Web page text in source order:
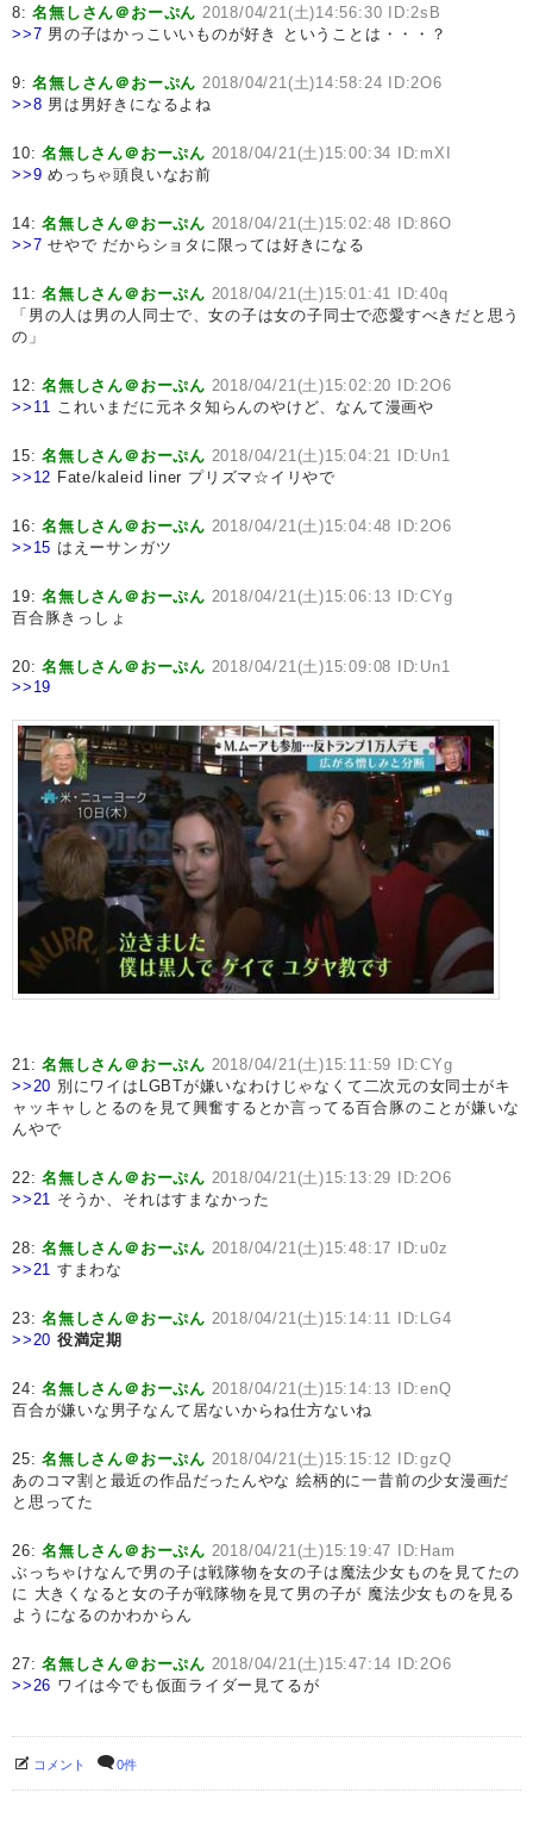
8:名無しさん＠おーぷん 2018/04/21(土)14:56:30 ID:2sB
>>7 男の子はかっこいいものが好き ということは・・・？
9:名無しさん＠おーぷん 2018/04/21(土)14:58:24 ID:2O6
>>8 男は男好きになるよね
10:名無しさん＠おーぷん 2018/04/21(土)15:00:34 ID:mXI
>>9 めっちゃ頭良いなお前
14:名無しさん＠おーぷん 2018/04/21(土)15:02:48 ID:86O
>>7 せやで だからショタに限っては好きになる
11:名無しさん＠おーぷん 2018/04/21(土)15:01:41 ID:40q
「男の人は男の人同士で、女の子は女の子同士で恋愛すべきだと思う
の」
12:名無しさん＠おーぷん 2018/04/21(土)15:02:20 ID:2O6
>>11 これいまだに元ネタ知らんのやけど、なんて漫画や
15:名無しさん＠おーぷん 2018/04/21(土)15:04:21 ID:Un1
>>12 Fate/kaleid liner プリズマ☆イリやで
16:名無しさん＠おーぷん 2018/04/21(土)15:04:48 ID:2O6
>>15 はえーサンガツ
19:名無しさん＠おーぷん 2018/04/21(土)15:06:13 ID:CYg
百合豚きっしょ
20:名無しさん＠おーぷん 2018/04/21(土)15:09:08 ID:Un1
>>19
21:名無しさん＠おーぷん 2018/04/21(土)15:11:59 ID:CYg
>>20 別にワイはLGBTが嫌いなわけじゃなくて二次元の女同士がキ
ャッキャしとるのを見て興奮するとか言ってる百合豚のことが嫌いな
んやで
22:名無しさん＠おーぷん 2018/04/21(土)15:13:29 ID:2O6
>>21 そうか、それはすまなかった
28:名無しさん＠おーぷん 2018/04/21(土)15:48:17 ID:u0z
>>21 すまわな
23:名無しさん＠おーぷん 2018/04/21(土)15:14:11 ID:LG4
>>20 役満定期
24:名無しさん＠おーぷん 2018/04/21(土)15:14:13 ID:enQ
百合が嫌いな男子なんて居ないからね仕方ないね
25:名無しさん＠おーぷん 2018/04/21(土)15:15:12 ID:gzQ
あのコマ割と最近の作品だったんやな 絵柄的に一昔前の少女漫画だ
と思ってた
26:名無しさん＠おーぷん 2018/04/21(土)15:19:47 ID:Ham
ぶっちゃけなんで男の子は戦隊物を女の子は魔法少女ものを見てたの
に 大きくなると女の子が戦隊物を見て男の子が 魔法少女ものを見る
ようになるのかわからん
27:名無しさん＠おーぷん 2018/04/21(土)15:47:14 ID:2O6
>>26 ワイは今でも仮面ライダー見てるが
コメント 0件